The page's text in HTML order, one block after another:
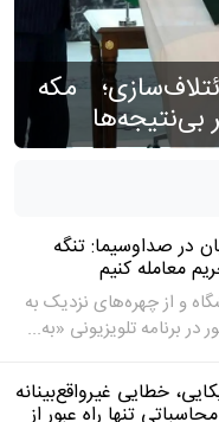
مکه
بی‌نتیجه‌ها
در صداوسیما: تنگه
معامله کنیم
و از چهره‌های نزدیک به
برنامه تلویزیونی «به...
خطایی غیرواقع‌بینانه
تنها راه عبور از